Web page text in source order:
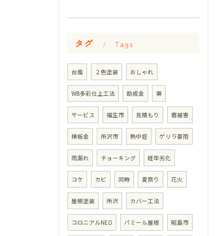
タグ Tags
台風 ２色塗装 おしゃれ
WB多彩仕上工法 助成金 塀
サービス 福生市 見積もり 雹被害
棟板金 所沢市 熱中症 ゲリラ豪雨
雨漏れ チョーキング 経年劣化
コケ カビ 同時 夏祭り 花火
屋根塗装 所沢 カバー工法
コロニアルNEO パミール屋根 昭島市